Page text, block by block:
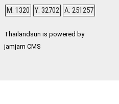
M: 1320 Y: 32702 A: 251257
Thailandsun is powered by
jamjam CMS